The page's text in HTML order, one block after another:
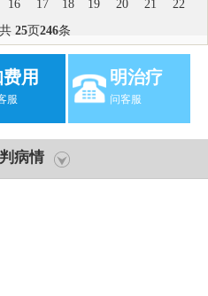
16 17 18 19 20 21
22
共 25页246条
用
服
明治疗
问客服
病情